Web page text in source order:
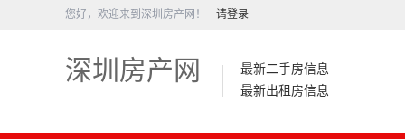
您好，欢迎来到深圳房产网！ 请登录
深圳房产网
最新二手房信息
最新出租房信息